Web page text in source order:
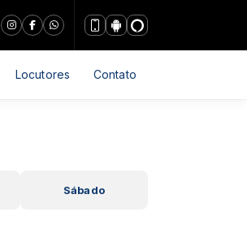
Locutores Contato
Sábado